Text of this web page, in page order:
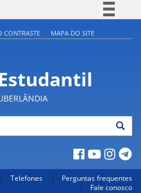
Acesso à informação
Legislação
Canais
CONTRASTE MAPA DO SITE
Telefones
Perguntas frequentes
Fale conosco